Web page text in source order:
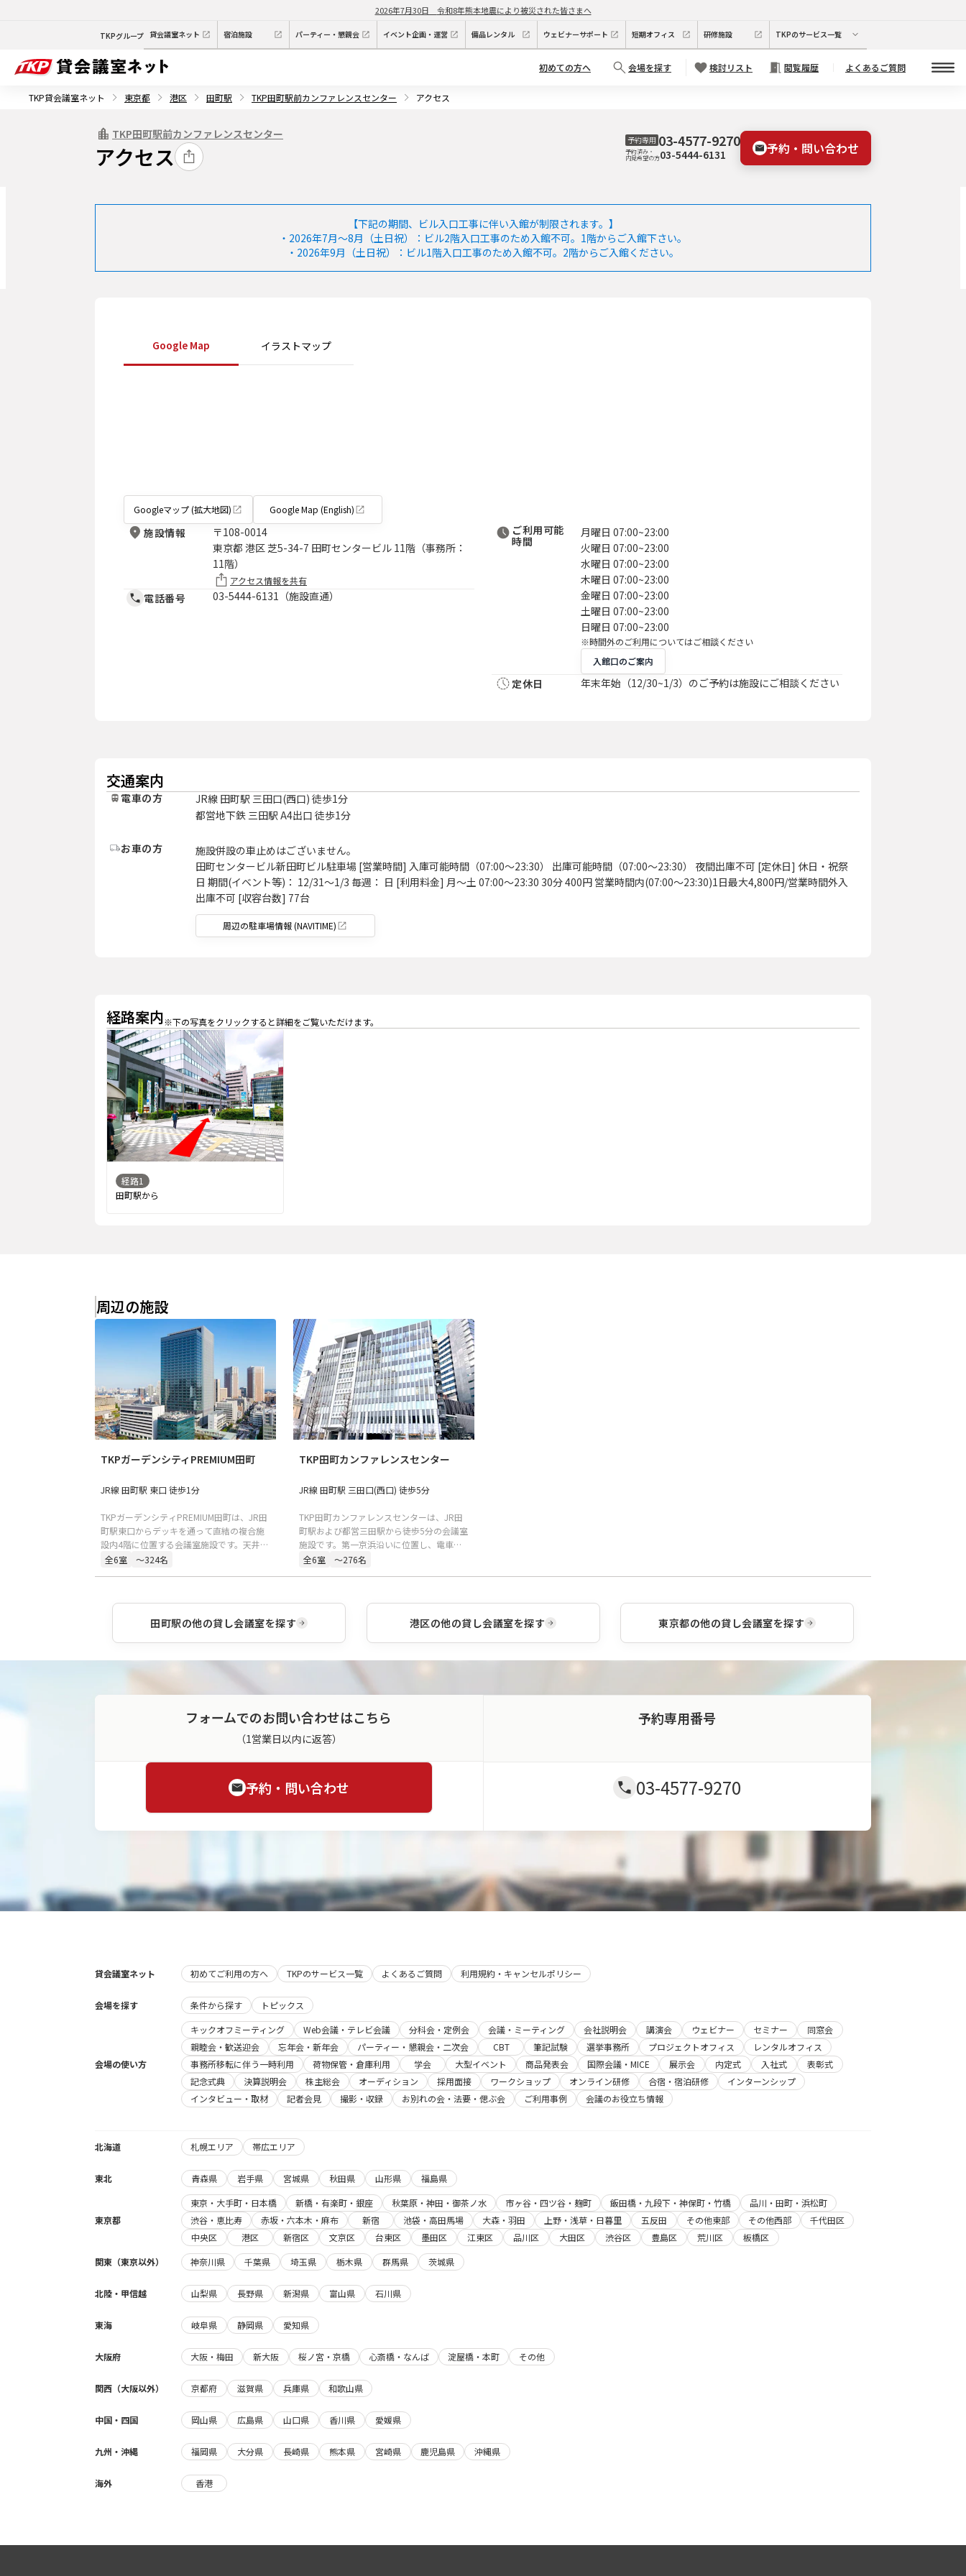
2026年7月30日 令和8年熊本地震により被災された皆さまへ
TKPグループ 貸会議室ネット 宿泊施設 パーティー・懇親会 イベント企画・運営 備品レンタル ウェビナーサポート 短期オフィス 研修施設 TKPのサービス一覧
初めての方へ 会場を探す 検討リスト 閲覧履歴 よくあるご質問
TKP貸会議室ネット 東京都 港区 田町駅 TKP田町駅前カンファレンスセンター アクセス
TKP田町駅前カンファレンスセンター
アクセス
予約専用 03-4577-9270
予約済み・
内見希望の方03-5444-6131 予約・問い合わせ
【下記の期間、ビル入口工事に伴い入館が制限されます。】
・2026年7月～8月（土日祝）：ビル2階入口工事のため入館不可。1階からご入館下さい。
・2026年9月（土日祝）：ビル1階入口工事のため入館不可。2階からご入館ください。
Google Map イラストマップ
Googleマップ (拡大地図) Google Map (English)
施設情報 〒108-0014
東京都 港区 芝5-34-7 田町センタービル 11階（事務所：
11階）
アクセス情報を共有
電話番号 03-5444-6131（施設直通）
ご利用可能
時間
月曜日 07:00~23:00
火曜日 07:00~23:00
水曜日 07:00~23:00
木曜日 07:00~23:00
金曜日 07:00~23:00
土曜日 07:00~23:00
日曜日 07:00~23:00
※時間外のご利用についてはご相談ください
入館口のご案内
定休日 年末年始（12/30~1/3）のご予約は施設にご相談ください
交通案内
電車の方
JR線 田町駅 三田口(西口) 徒歩1分
都営地下鉄 三田駅 A4出口 徒歩1分
お車の方
施設併設の車止めはございません。
田町センタービル新田町ビル駐車場 [営業時間] 入庫可能時間（07:00～23:30） 出庫可能時間（07:00～23:30） 夜間出庫不可 [定休日] 休日・祝祭
日 期間(イベント等)： 12/31～1/3 毎週： 日 [利用料金] 月～土 07:00～23:30 30分 400円 営業時間内(07:00～23:30)1日最大4,800円/営業時間外入
出庫不可 [収容台数] 77台
周辺の駐車場情報 (NAVITIME)
経路案内※下の写真をクリックすると詳細をご覧いただけます。
経路1
田町駅から
周辺の施設
TKPガーデンシティPREMIUM田町
JR線 田町駅 東口 徒歩1分
TKPガーデンシティPREMIUM田町は、JR田
町駅東口からデッキを通って直結の複合施
設内4階に位置する会議室施設です。天井高
3mの広々とした空間は、イベントや懇親会
全6室 〜324名
TKP田町カンファレンスセンター
JR線 田町駅 三田口(西口) 徒歩5分
TKP田町カンファレンスセンターは、JR田
町駅および都営三田駅から徒歩5分の会議室
施設です。第一京浜沿いに位置し、電車や
車でのアクセスにも優れています。ガラス
全6室 〜276名
田町駅の他の貸し会議室を探す 港区の他の貸し会議室を探す 東京都の他の貸し会議室を探す
フォームでのお問い合わせはこちら
（1営業日以内に返答）
予約・問い合わせ
予約専用番号
03-4577-9270
貸会議室ネット 初めてご利用の方へ TKPのサービス一覧 よくあるご質問 利用規約・キャンセルポリシー
会場を探す 条件から探す トピックス
会場の使い方
キックオフミーティング Web会議・テレビ会議 分科会・定例会 会議・ミーティング 会社説明会 講演会 ウェビナー セミナー
同窓会
親睦会・歓送迎会
忘年会・新年会 パーティー・懇親会・二次会 CBT 筆記試験 選挙事務所 プロジェクトオフィス
レンタルオフィス
事務所移転に伴う一時利用
荷物保管・倉庫利用 学会 大型イベント 商品発表会 国際会議・MICE 展示会 内定式 入社式
表彰式
記念式典
決算説明会 株主総会 オーディション 採用面接 ワークショップ オンライン研修 合宿・宿泊研修
インターンシップ
インタビュー・取材
記者会見 撮影・収録 お別れの会・法要・偲ぶ会 ご利用事例 会議のお役立ち情報
北海道 札幌エリア 帯広エリア
東北 青森県 岩手県 宮城県 秋田県 山形県 福島県
東京都
東京・大手町・日本橋 新橋・有楽町・銀座 秋葉原・神田・御茶ノ水 市ヶ谷・四ツ谷・麹町 飯田橋・九段下・神保町・竹橋
品川・田町・浜松町
渋谷・恵比寿
赤坂・六本木・麻布 新宿 池袋・高田馬場 大森・羽田 上野・浅草・日暮里 五反田 その他東部 その他西部
千代田区
中央区
港区 新宿区 文京区 台東区 墨田区 江東区 品川区 大田区 渋谷区 豊島区 荒川区
板橋区
関東（東京以外）
神奈川県 千葉県 埼玉県 栃木県 群馬県 茨城県
北陸・甲信越 山梨県 長野県 新潟県 富山県 石川県
東海 岐阜県 静岡県 愛知県
大阪府 大阪・梅田 新大阪 桜ノ宮・京橋 心斎橋・なんば 淀屋橋・本町 その他
関西（大阪以外） 京都府 滋賀県 兵庫県 和歌山県
中国・四国 岡山県 広島県 山口県 香川県 愛媛県
九州・沖縄 福岡県 大分県 長崎県 熊本県 宮崎県 鹿児島県 沖縄県
海外 香港